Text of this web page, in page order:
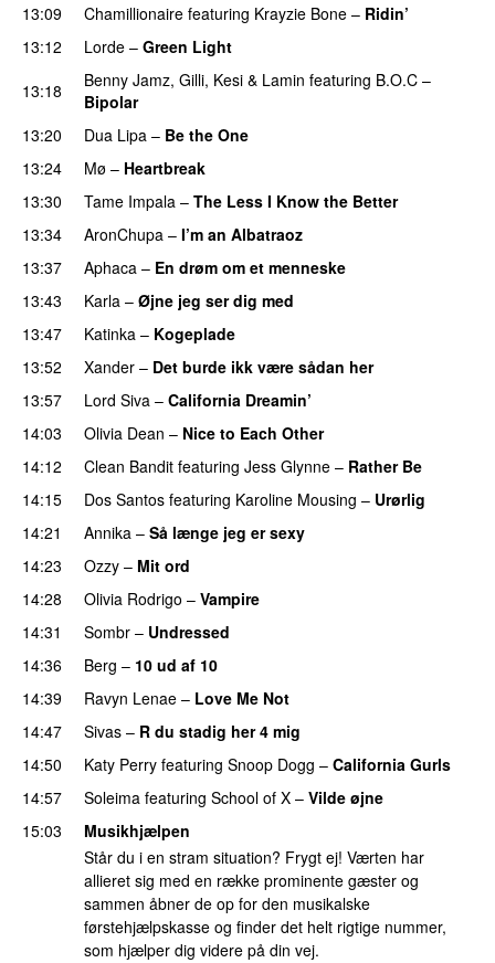
13:09
Chamillionaire featuring Krayzie Bone – Ridin’
13:12
Lorde – Green Light
13:18 Benny Jamz, Gilli, Kesi & Lamin featuring B.O.C –
Bipolar
13:20
Dua Lipa – Be the One
13:24 Mø – Heartbreak
13:30
Tame Impala – The Less I Know the Better
13:34
AronChupa – I’m an Albatraoz
13:37
Aphaca – En drøm om et menneske
13:43 Karla – Øjne jeg ser dig med
13:47
Katinka – Kogeplade
13:52 Xander – Det burde ikk være sådan her
13:57
Lord Siva – California Dreamin’
14:03 Olivia Dean – Nice to Each Other
14:12
Clean Bandit featuring Jess Glynne – Rather Be
14:15
Dos Santos featuring Karoline Mousing – Urørlig
14:21
Annika – Så længe jeg er sexy
14:23 Ozzy – Mit ord
14:28
Olivia Rodrigo – Vampire
14:31 Sombr – Undressed
14:36 Berg – 10 ud af 10
14:39
Ravyn Lenae – Love Me Not
14:47
Sivas – R du stadig her 4 mig
14:50
Katy Perry featuring Snoop Dogg – California Gurls
14:57
Soleima featuring School of X – Vilde øjne
15:03
Musikhjælpen
Står du i en stram situation? Frygt ej! Værten har
allieret sig med en række prominente gæster og
sammen åbner de op for den musikalske
førstehjælpskasse og finder det helt rigtige nummer,
som hjælper dig videre på din vej.